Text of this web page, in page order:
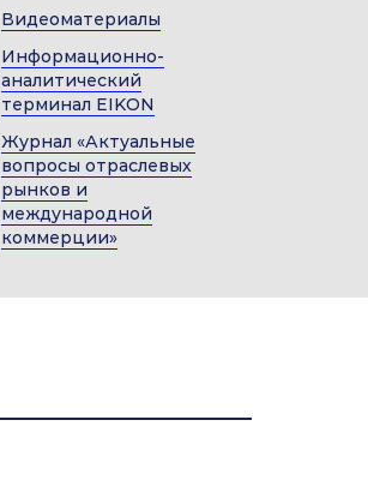
Видеоматериалы
Информационно-
аналитический
терминал EIKON
Журнал «Актуальные
вопросы отраслевых
рынков и
международной
коммерции»